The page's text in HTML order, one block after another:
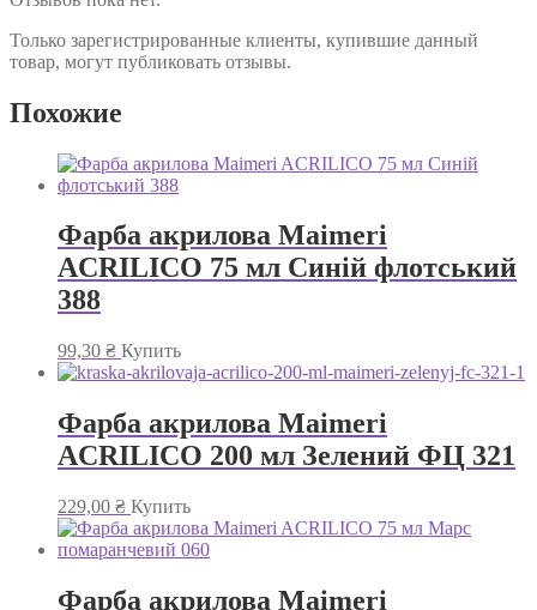
Только зарегистрированные клиенты, купившие данный
товар, могут публиковать отзывы.
Похожие
Фарба акрилова Maimeri
ACRILICO 75 мл Синій флотський
388
99,30 ₴ Купить
Фарба акрилова Maimeri
ACRILICO 200 мл Зелений ФЦ 321
229,00 ₴ Купить
Фарба акрилова Maimeri